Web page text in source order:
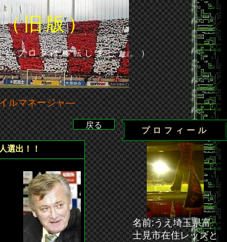
旧版）
ブロクは移転しました。）
ルマネージャ―
下位広島に辛くも勝利◆・・・ 次節の試合／
選出！！
プロフィール
名前:うえ埼玉県富
士見市在住レッズと